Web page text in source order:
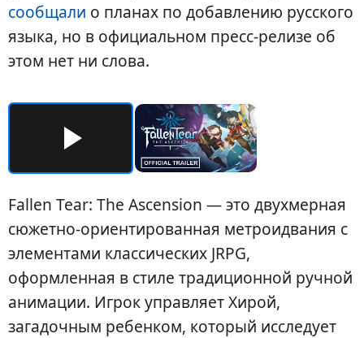
сообщали о планах по добавлению русского
языка, но в официальном пресс-релизе об
этом нет ни слова.
Fallen Tear: The Ascension — это двухмерная
сюжетно-ориентированная метроидвания с
элементами классических JRPG,
оформленная в стиле традиционной ручной
анимации. Игрок управляет Хирой,
загадочным ребенком, который исследует